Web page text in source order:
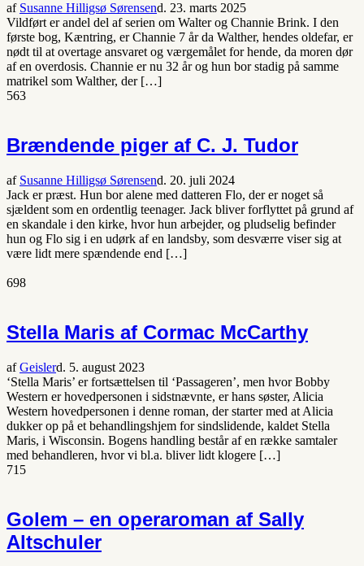
af Susanne Hilligsø Sørensend. 23. marts 2025
Vildført er andel del af serien om Walter og Channie Brink. I den
første bog, Kæntring, er Channie 7 år da Walther, hendes oldefar, er
nødt til at overtage ansvaret og værgemålet for hende, da moren dør
af en overdosis. Channie er nu 32 år og hun bor stadig på samme
matrikel som Walther, der […]
563
Brændende piger af C. J. Tudor
af Susanne Hilligsø Sørensend. 20. juli 2024
Jack er præst. Hun bor alene med datteren Flo, der er noget så
sjældent som en ordentlig teenager. Jack bliver forflyttet på grund af
en skandale i den kirke, hvor hun arbejder, og pludselig befinder
hun og Flo sig i en udørk af en landsby, som desværre viser sig at
være lidt mere spændende end […]
698
Stella Maris af Cormac McCarthy
afGeislerd. 5. august 2023
‘Stella Maris’ er fortsættelsen til ‘Passageren’, men hvor Bobby
Western er hovedpersonen i sidstnævnte, er hans søster, Alicia
Western hovedpersonen i denne roman, der starter med at Alicia
dukker op på et behandlingshjem for sindslidende, kaldet Stella
Maris, i Wisconsin. Bogens handling består af en række samtaler
med behandleren, hvor vi bl.a. bliver lidt klogere […]
715
Golem – en operaroman af Sally
Altschuler